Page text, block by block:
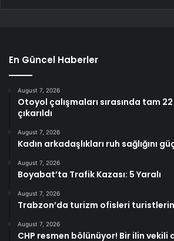
En Güncel Haberler
August 7, 2026
Otoyol çalışmaları sırasında tam
çıkarıldı
August 7, 2026
Kadın arkadaşlıkları ruh sağlığını
August 7, 2026
Boyabat’ta Trafik Kazası: 5 Yaralı
August 7, 2026
Trabzon’da turizm ofisleri
August 7, 2026
CHP resmen bölünüyor! Bir ilin vekili